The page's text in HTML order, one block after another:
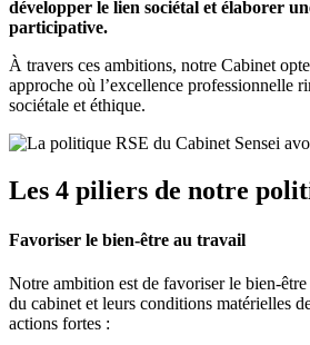
développer le lien sociétal et élaborer
participative.
À travers ces ambitions, notre Cabinet
approche où l’excellence professionnelle
sociétale et éthique.
Les 4 piliers de notre
Favoriser le bien-être au travail
Notre ambition est de favoriser le bien-
du cabinet et leurs conditions matérielles
actions fortes :